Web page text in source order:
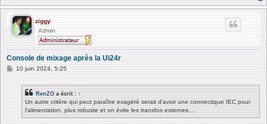
ziggy
Admin
Console de mixage après la Ui24r
M10 juin 2024, 5:25
RenZO a écrit : ↑
Un autre critère qui peut paraître exagéré serait d'avoir une connectique IEC pour
l'alimentation, plus robuste et on évite les transfos externes....